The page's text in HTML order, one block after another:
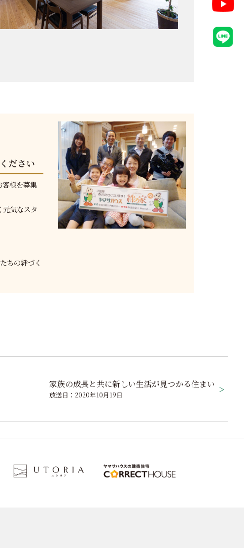
ださい
客様を募集
気なスタ
ちの絆づく
家族の成長と共に新しい生活が見つかる住まい
放送日：2020年10月19日